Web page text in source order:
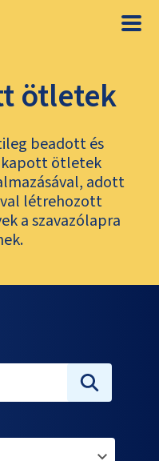
ötletek
beadott és
kapott ötletek
adott
létrehozott
a szavazólapra